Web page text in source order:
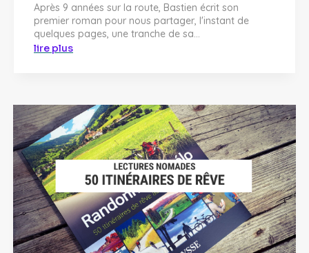
Après 9 années sur la route, Bastien écrit son
premier roman pour nous partager, l'instant de
quelques pages, une tranche de sa...
lire plus